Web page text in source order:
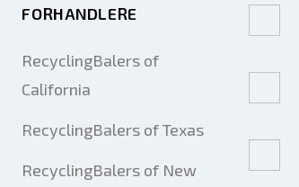
FORHANDLERE
RecyclingBalers of
California
RecyclingBalers of Texas
RecyclingBalers of New